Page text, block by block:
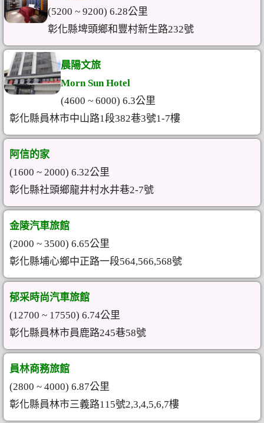
(5200 ~ 9200) 6.28公里
彰化縣埤頭鄉和豐村新生路232號
晨陽文旅
Morn Sun Hotel
(4600 ~ 6000) 6.3公里
彰化縣員林市中山路1段382巷3號1-7樓
阿信的家
(1600 ~ 2000) 6.32公里
彰化縣社頭鄉龍井村水井巷2-7號
金陵汽車旅館
(2000 ~ 3500) 6.65公里
彰化縣埔心鄉中正路一段564,566,568號
郁采時尚汽車旅館
(12700 ~ 17550) 6.74公里
彰化縣員林市員鹿路245巷58號
員林商務旅館
(2800 ~ 4000) 6.87公里
彰化縣員林市三義路115號2,3,4,5,6,7樓